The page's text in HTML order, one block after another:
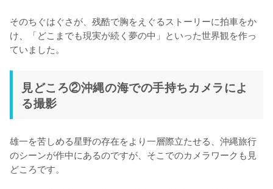
そのちぐはぐさが、残酷で胸をえぐるストーリーに拍車をか
け、「どこまでも現実が続く夢の中」といった世界観を作っ
ていました。
見どころ②沖縄の海での手持ちカメラによ
る撮影
雄一を苦しめる星野の存在をより一層際立たせる、沖縄旅行
のシーンが作中にあるのですが、そこでのカメラワークも見
どころです。